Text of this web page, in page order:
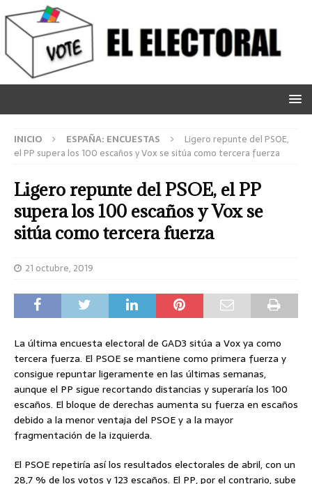
INICIO ESPAÑA: ENCUESTAS
Ligero repunte del PSOE,
el PP supera los 100 escaños y Vox se sitúa como tercera fuerza
Ligero repunte del PSOE, el PP
supera los 100 escaños y Vox se
sitúa como tercera fuerza
21 octubre, 2019
La última encuesta electoral de GAD3 sitúa a Vox ya como
tercera fuerza. El PSOE se mantiene como primera fuerza y
consigue repuntar ligeramente en las últimas semanas,
aunque el PP sigue recortando distancias y superaría los 100
escaños. El bloque de derechas aumenta su fuerza en escaños
debido a la menor ventaja del PSOE y a la mayor
fragmentación de la izquierda.
El PSOE repetiría así los resultados electorales de abril, con un
28,7 % de los votos y 123 escaños. El PP, por el contrario, sube